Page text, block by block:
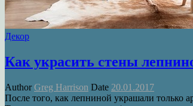
Декор
Как украсить стены
AuthorGreg Harrison Date 20.01.2017
После того, как лепниной украшали только